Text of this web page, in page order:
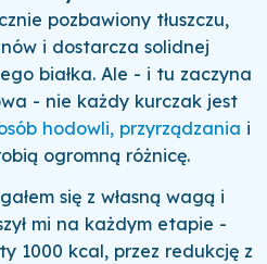
pozbawiony tłuszczu,
i dostarcza solidnej
białka. Ale - i tu zaczyna
- nie każdy kurczak jest
hodowli, przyrządzania i
ogromną różnicę.
się z własną wagą i
mi na każdym etapie -
1000 kcal, przez redukcję z